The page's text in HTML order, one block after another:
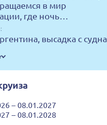
в мир
где ночь…
высадка с судна
– 08.01.2027
– 08.01.2028